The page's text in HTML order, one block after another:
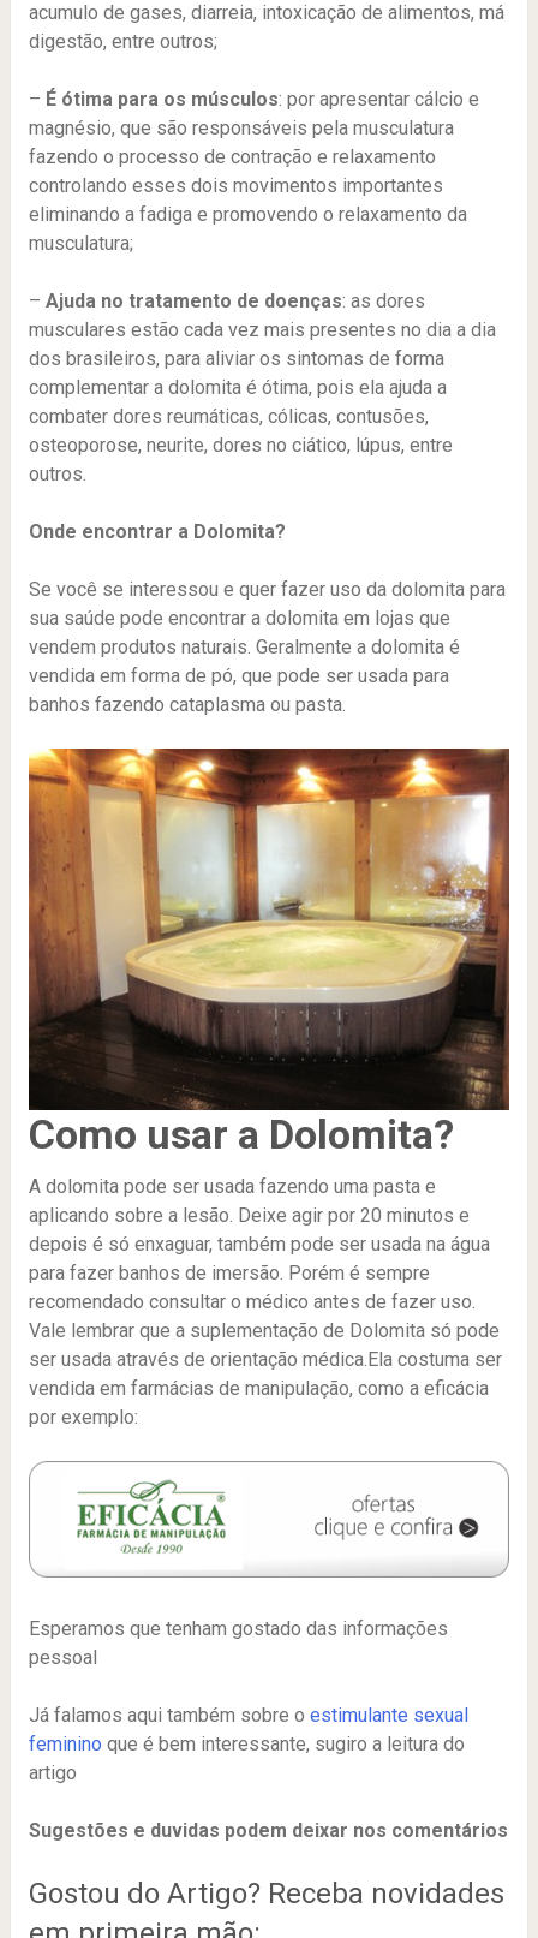
acumulo de gases, diarreia, intoxicação de alimentos, má
digestão, entre outros;
– É ótima para os músculos: por apresentar cálcio e
magnésio, que são responsáveis pela musculatura
fazendo o processo de contração e relaxamento
controlando esses dois movimentos importantes
eliminando a fadiga e promovendo o relaxamento da
musculatura;
– Ajuda no tratamento de doenças: as dores
musculares estão cada vez mais presentes no dia a dia
dos brasileiros, para aliviar os sintomas de forma
complementar a dolomita é ótima, pois ela ajuda a
combater dores reumáticas, cólicas, contusões,
osteoporose, neurite, dores no ciático, lúpus, entre
outros.
Onde encontrar a Dolomita?
Se você se interessou e quer fazer uso da dolomita para
sua saúde pode encontrar a dolomita em lojas que
vendem produtos naturais. Geralmente a dolomita é
vendida em forma de pó, que pode ser usada para
banhos fazendo cataplasma ou pasta.
Como usar a Dolomita?
A dolomita pode ser usada fazendo uma pasta e
aplicando sobre a lesão. Deixe agir por 20 minutos e
depois é só enxaguar, também pode ser usada na água
para fazer banhos de imersão. Porém é sempre
recomendado consultar o médico antes de fazer uso.
Vale lembrar que a suplementação de Dolomita só pode
ser usada através de orientação médica.Ela costuma ser
vendida em farmácias de manipulação, como a eficácia
por exemplo:
Esperamos que tenham gostado das informações
pessoal
Já falamos aqui também sobre o estimulante sexual
feminino que é bem interessante, sugiro a leitura do
artigo
Sugestões e duvidas podem deixar nos comentários
Gostou do Artigo? Receba novidades